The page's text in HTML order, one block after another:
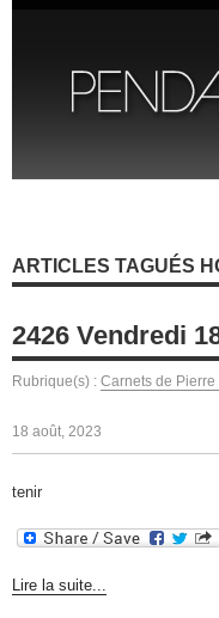
ARTICLES TAGUÉS
2426 Vendredi
Rubrique(s) : Carnets de
18 août, 2023
tenir
Lire la suite...